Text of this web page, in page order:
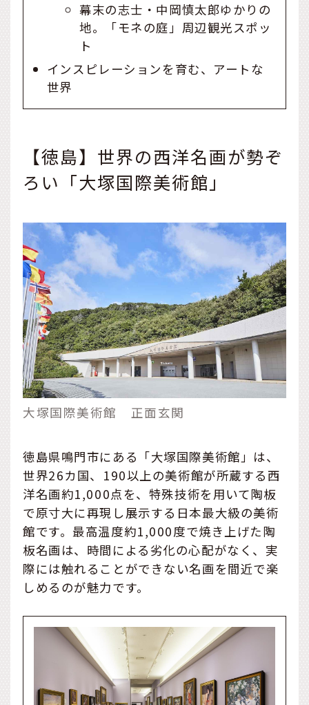
幕末の志士・中岡慎太郎ゆかりの
地。「モネの庭」周辺観光スポッ
ト
インスピレーションを育む、アートな
世界
【徳島】世界の西洋名画が勢ぞ
ろい「大塚国際美術館」
大塚国際美術館 正面玄関
徳島県鳴門市にある「大塚国際美術館」は、
世界26カ国、190以上の美術館が所蔵する西
洋名画約1,000点を、特殊技術を用いて陶板
で原寸大に再現し展示する日本最大級の美術
館です。最高温度約1,000度で焼き上げた陶
板名画は、時間による劣化の心配がなく、実
際には触れることができない名画を間近で楽
しめるのが魅力です。